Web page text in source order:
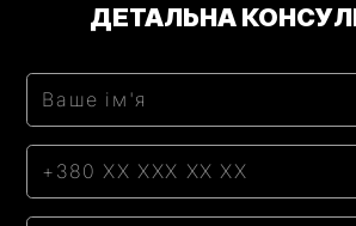
ДЕТАЛЬНА